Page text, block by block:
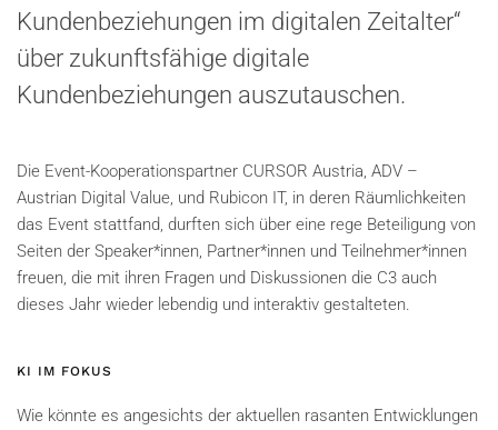
Kundenbeziehungen im digitalen Zeitalter“
über zukunftsfähige digitale
Kundenbeziehungen auszutauschen.
Die Event-Kooperationspartner CURSOR Austria, ADV –
Austrian Digital Value, und Rubicon IT, in deren Räumlichkeiten
das Event stattfand, durften sich über eine rege Beteiligung von
Seiten der Speaker*innen, Partner*innen und Teilnehmer*innen
freuen, die mit ihren Fragen und Diskussionen die C3 auch
dieses Jahr wieder lebendig und interaktiv gestalteten.
KI IM FOKUS
Wie könnte es angesichts der aktuellen rasanten Entwicklungen